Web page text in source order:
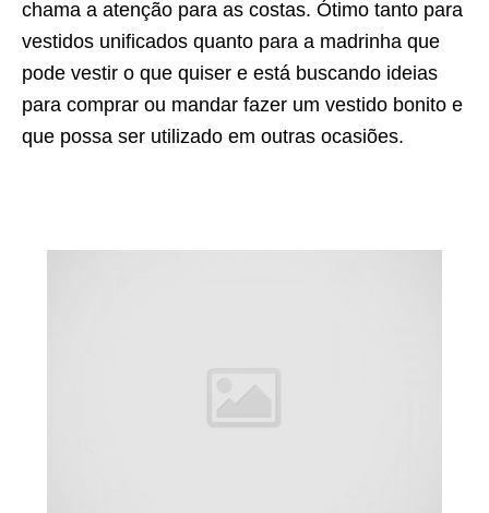
chama a atenção para as costas. Ótimo tanto para
vestidos unificados quanto para a madrinha que
pode vestir o que quiser e está buscando ideias
para comprar ou mandar fazer um vestido bonito e
que possa ser utilizado em outras ocasiões.